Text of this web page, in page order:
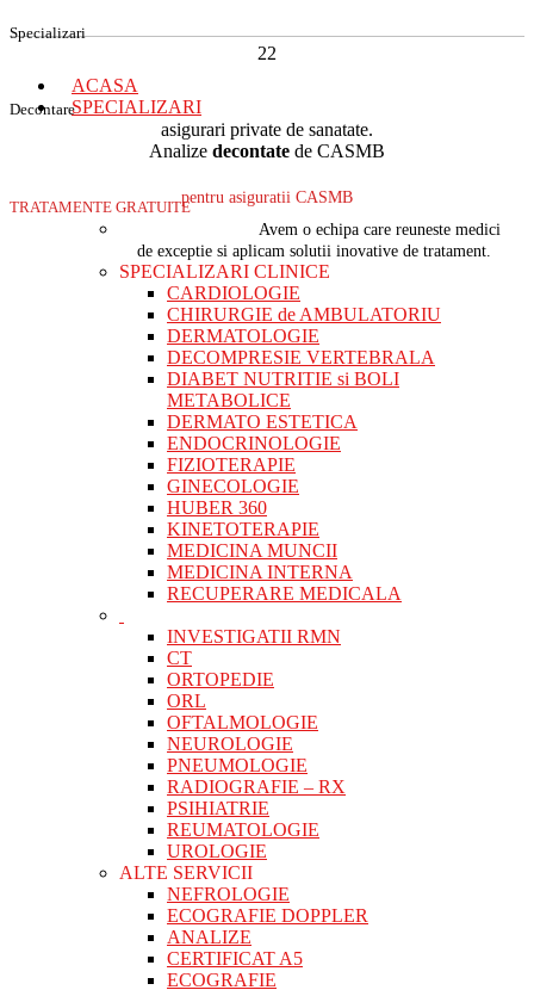
Specializari
22
Decontare
asigurari private de sanatate.
Analize decontate de CASMB
TRATAMENTE GRATUITE
pentru asiguratii CASMB
ACASA
SPECIALIZARI
Avem o echipa care reuneste medici
de exceptie si aplicam solutii inovative de tratament.
SPECIALIZARI CLINICE
CARDIOLOGIE
CHIRURGIE de AMBULATORIU
DERMATOLOGIE
DECOMPRESIE VERTEBRALA
DIABET NUTRITIE si BOLI
METABOLICE
DERMATO ESTETICA
ENDOCRINOLOGIE
FIZIOTERAPIE
GINECOLOGIE
HUBER 360
KINETOTERAPIE
MEDICINA MUNCII
MEDICINA INTERNA
RECUPERARE MEDICALA
INVESTIGATII RMN
CT
ORTOPEDIE
ORL
OFTALMOLOGIE
NEUROLOGIE
PNEUMOLOGIE
RADIOGRAFIE – RX
PSIHIATRIE
REUMATOLOGIE
UROLOGIE
ALTE SERVICII
NEFROLOGIE
ECOGRAFIE DOPPLER
ANALIZE
CERTIFICAT A5
ECOGRAFIE